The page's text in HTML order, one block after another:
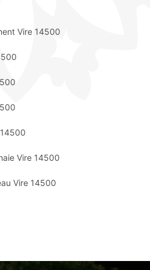
Vire 14500
Vire 14500
Vire 14500